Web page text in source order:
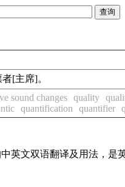
[主席]。
sound changes quality
quantification quantifier
英文双语翻译及用法，是